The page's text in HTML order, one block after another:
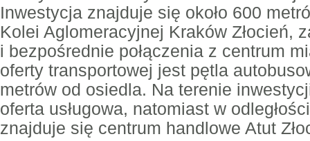
Inwestycja znajduje się około 600
Kolei Aglomeracyjnej Kraków Złocień,
i bezpośrednie połączenia z centrum
oferty transportowej jest pętla
metrów od osiedla. Na terenie
oferta usługowa, natomiast w
znajduje się centrum handlowe Atut